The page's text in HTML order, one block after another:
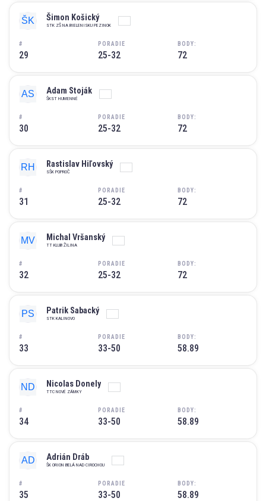
#
29
Šimon Košický
STK ZŠ NA BIELENISKU PEZINOK
PORADIE
25-32
BODY:
72
#
30
Adam Stoják
ŠKST HUMENNÉ
PORADIE
25-32
BODY:
72
#
31
Rastislav Hiľovský
SŠK POPROČ
PORADIE
25-32
BODY:
72
#
32
Michal Vršanský
TT KLUB ŽILINA
PORADIE
25-32
BODY:
72
#
33
Patrik Sabacký
STK KALINOVO
PORADIE
33-50
BODY:
58.89
#
34
Nicolas Donely
TTC NOVÉ ZÁMKY
PORADIE
33-50
BODY:
58.89
#
35
Adrián Dráb
ŠK ORION BELÁ NAD CIROCHOU
PORADIE
33-50
BODY:
58.89